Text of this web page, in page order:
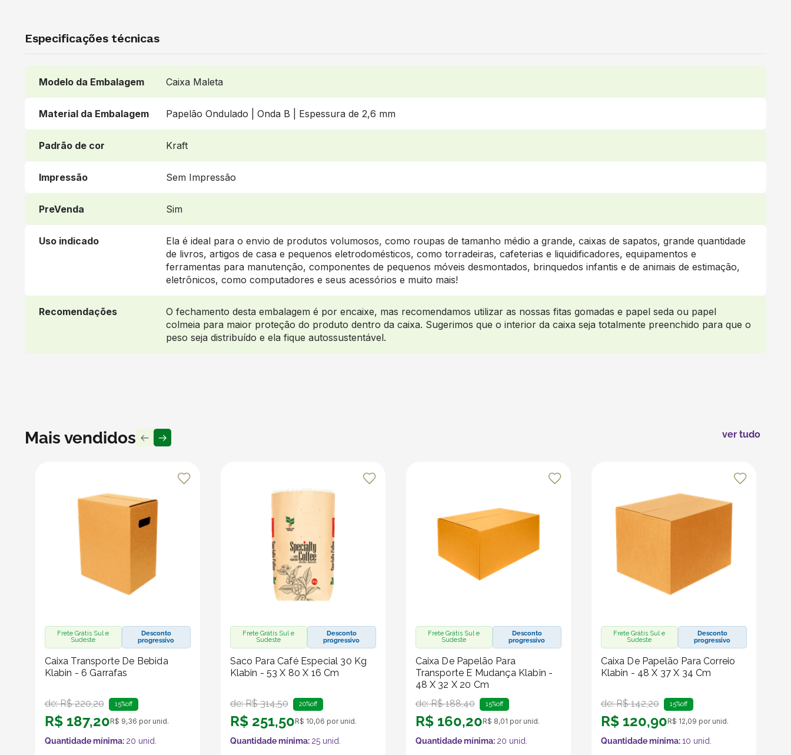
Especificações técnicas
Modelo da Embalagem Caixa Maleta
Material da Embalagem Papelão Ondulado | Onda B | Espessura de 2,6 mm
Padrão de cor Kraft
Impressão Sem Impressão
PreVenda Sim
Uso indicado
Ela é ideal para o envio de produtos volumosos, como roupas de tamanho médio a grande, caixas de sapatos, grande quantidade
de livros, artigos de casa e pequenos eletrodomésticos, como torradeiras, cafeterias e liquidificadores, equipamentos e
ferramentas para manutenção, componentes de pequenos móveis desmontados, brinquedos infantis e de animais de estimação,
eletrônicos, como computadores e seus acessórios e muito mais!
Recomendações
O fechamento desta embalagem é por encaixe, mas recomendamos utilizar as nossas fitas gomadas e papel seda ou papel
colmeia para maior proteção do produto dentro da caixa. Sugerimos que o interior da caixa seja totalmente preenchido para que o
peso seja distribuído e ela fique autossustentável.
Frete Grátis Sul e
Sudeste
Desconto
progressivo
Caixa Transporte De Bebida
Klabin - 6 Garrafas
de:R$ 220,20 15%off
R$ 187,20R$ 9,36 por unid.
Quantidade mínima: 20 unid.
Frete Grátis Sul e
Sudeste
Desconto
progressivo
Saco Para Café Especial 30 Kg
Klabin - 53 X 80 X 16 Cm
de:R$ 314,50 20%off
R$ 251,50R$ 10,06 por unid.
Quantidade mínima: 25unid.
Frete Grátis Sul e
Sudeste
Desconto
progressivo
Caixa De Papelão Para
Transporte E Mudança Klabin -
48 X 32 X 20 Cm
de:R$ 188,40 15%off
R$ 160,20R$ 8,01 por unid.
Quantidade mínima: 20 unid.
Frete Grátis Sul e
Sudeste
Desconto
progressivo
Caixa De Papelão Para Correio
Klabin - 48 X 37 X 34 Cm
de:R$ 142,20 15%off
R$ 120,90R$ 12,09 por unid.
Quantidade mínima:10 unid.
Mais vendidos ver tudo